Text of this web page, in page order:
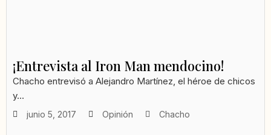
¡Entrevista al Iron Man mendocino!
Chacho entrevisó a Alejandro Martínez, el héroe de chicos
y...
junio 5, 2017 Opinión Chacho